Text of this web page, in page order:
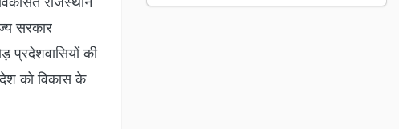
सरकार
प्रदेशवासियों की
को विकास के